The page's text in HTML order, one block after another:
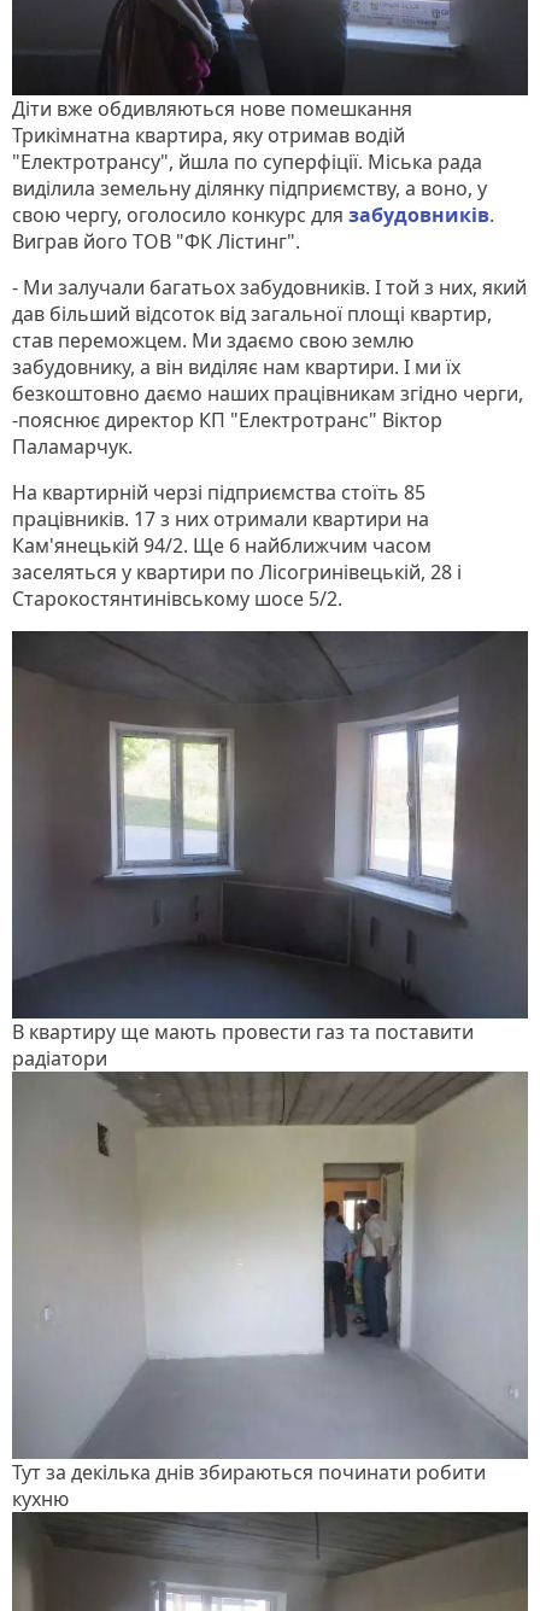
Діти вже обдивляються нове помешкання
Трикімнатна квартира, яку отримав водій
"Електротрансу", йшла по суперфіції. Міська рада
виділила земельну ділянку підприємству, а воно, у
свою чергу, оголосило конкурс для забудовників.
Виграв його ТОВ "ФК Лістинг".
- Ми залучали багатьох забудовників. І той з них, який
дав більший відсоток від загальної площі квартир,
став переможцем. Ми здаємо свою землю
забудовнику, а він виділяє нам квартири. І ми їх
безкоштовно даємо наших працівникам згідно черги,
-пояснює директор КП "Електротранс" Віктор
Паламарчук.
На квартирній черзі підприємства стоїть 85
працівників. 17 з них отримали квартири на
Кам'янецькій 94/2. Ще 6 найближчим часом
заселяться у квартири по Лісогринівецькій, 28 і
Старокостянтинівському шосе 5/2.
В квартиру ще мають провести газ та поставити
радіатори
Тут за декілька днів збираються починати робити
кухню